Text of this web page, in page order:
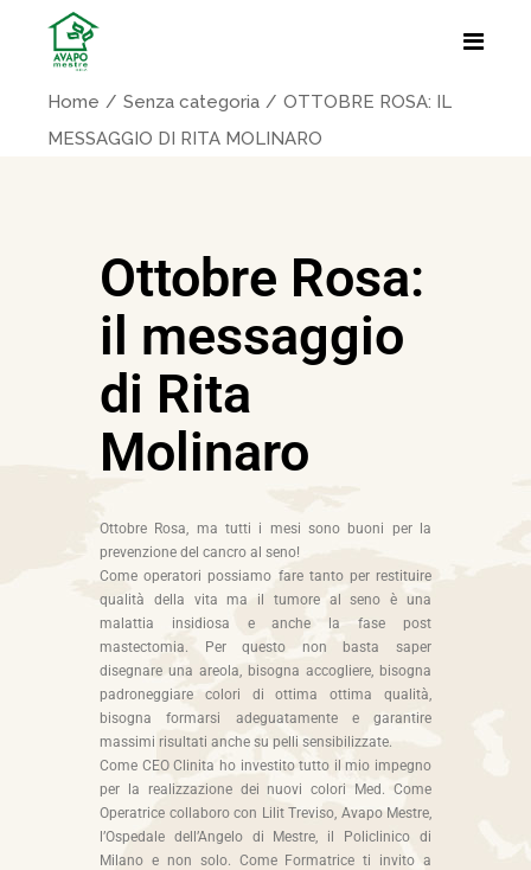
Home Senza categoria
OTTOBRE ROSA: IL
MESSAGGIO DI RITA MOLINARO
Ottobre Rosa:
il messaggio
di Rita
Molinaro
Ottobre Rosa, ma tutti i mesi sono buoni per la
prevenzione del cancro al seno!
Come operatori possiamo fare tanto per restituire
qualità della vita ma il tumore al seno è una
malattia insidiosa e anche la fase post
mastectomia. Per questo non basta saper
disegnare una areola, bisogna accogliere, bisogna
padroneggiare colori di ottima ottima qualità,
bisogna formarsi adeguatamente e garantire
massimi risultati anche su pelli sensibilizzate.
Come CEO Clinita ho investito tutto il mio impegno
per la realizzazione dei nuovi colori Med. Come
Operatrice collaboro con Lilit Treviso, Avapo Mestre,
l’Ospedale dell’Angelo di Mestre, il Policlinico di
Milano e non solo. Come Formatrice ti invito a